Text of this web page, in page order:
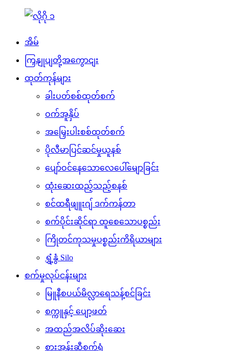
အိမ်
ကြှနျုပျတို့အကွောငျး
ထုတ်ကုန်များ
ခါးပတ်စစ်ထုတ်စက်
ဝက်အူနှိပ်
အမြှေးပါးစစ်ထုတ်စက်
ပိုလီမာပြင်ဆင်မှုယူနစ်
ပျော်ဝင်နေသောလေပေါ်မျောခြင်း
ထုံးဆေးထည့်သည့်စနစ်
စင်ထရီဖျူးဂျ် ဒက်ကန်တာ
စက်ပိုင်းဆိုင်ရာ ထူစေသောပစ္စည်း
ကြိုတင်ကုသမှုပစ္စည်းကိရိယာများ
ရွှံ့နွံ Silo
စက်မှုလုပ်ငန်းများ
မြူနီစပယ်မိလ္လာရေသန့်စင်ခြင်း
စက္ကူနှင့် ပျော့ဖတ်
အထည်အလိပ်ဆိုးဆေး
စားအုန်းဆီစက်ရုံ